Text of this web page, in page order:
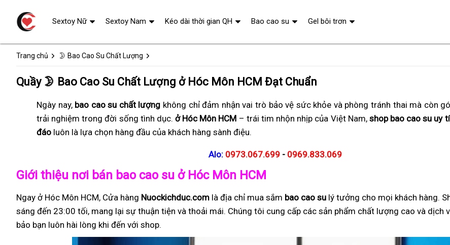
Trang chủ 🌛 Bao Cao Su Chất Lượng
Quầy 🌛 Bao Cao Su Chất Lượng ở Hóc Môn HCM Đạt Chuẩn
Ngày nay, bao cao su chất lượng không chỉ đảm nhận vai trò bảo vệ sức khỏe và phòng tránh thai mà còn
trải nghiệm trong đời sống tình dục. ở Hóc Môn HCM – trái tim nhộn nhịp của Việt Nam, shop bao cao su uy
đáo luôn là lựa chọn hàng đầu của khách hàng sành điệu.
Alo: 0973.067.699 - 0969.833.069
Giới thiệu nơi bán bao cao su ở Hóc Môn HCM
Ngay ở Hóc Môn HCM, Cửa hàng Nuockichduc.com là địa chỉ mua sắm bao cao su lý tưởng cho mọi khách hàng.
sáng đến 23:00 tối, mang lại sự thuận tiện và thoải mái. Chúng tôi cung cấp các sản phẩm chất lượng cao và dịch
bảo bạn luôn hài lòng khi đến với shop.
Sextoy Nữ Sextoy Nam Kéo dài thời gian QH Bao cao su Gel bôi trơn